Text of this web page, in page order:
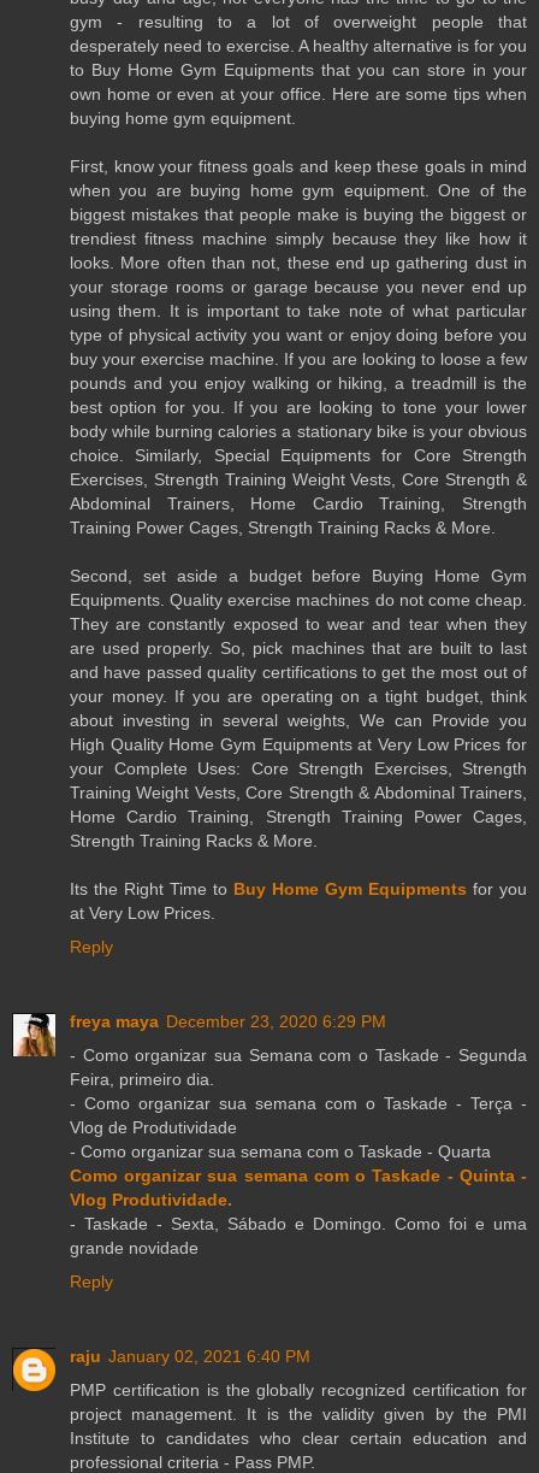
gym - resulting to a lot of overweight people that
desperately need to exercise. A healthy alternative is for you
to Buy Home Gym Equipments that you can store in your
own home or even at your office. Here are some tips when
buying home gym equipment.
First, know your fitness goals and keep these goals in mind
when you are buying home gym equipment. One of the
biggest mistakes that people make is buying the biggest or
trendiest fitness machine simply because they like how it
looks. More often than not, these end up gathering dust in
your storage rooms or garage because you never end up
using them. It is important to take note of what particular
type of physical activity you want or enjoy doing before you
buy your exercise machine. If you are looking to loose a few
pounds and you enjoy walking or hiking, a treadmill is the
best option for you. If you are looking to tone your lower
body while burning calories a stationary bike is your obvious
choice. Similarly, Special Equipments for Core Strength
Exercises, Strength Training Weight Vests, Core Strength &
Abdominal Trainers, Home Cardio Training, Strength
Training Power Cages, Strength Training Racks & More.
Second, set aside a budget before Buying Home Gym
Equipments. Quality exercise machines do not come cheap.
They are constantly exposed to wear and tear when they
are used properly. So, pick machines that are built to last
and have passed quality certifications to get the most out of
your money. If you are operating on a tight budget, think
about investing in several weights, We can Provide you
High Quality Home Gym Equipments at Very Low Prices for
your Complete Uses: Core Strength Exercises, Strength
Training Weight Vests, Core Strength & Abdominal Trainers,
Home Cardio Training, Strength Training Power Cages,
Strength Training Racks & More.
Its the Right Time to Buy Home Gym Equipments for you
at Very Low Prices.
Reply
freya maya December 23, 2020 6:29 PM
- Como organizar sua Semana com o Taskade - Segunda
Feira, primeiro dia.
- Como organizar sua semana com o Taskade - Terça -
Vlog de Produtividade
- Como organizar sua semana com o Taskade - Quarta
Como organizar sua semana com o Taskade - Quinta -
Vlog Produtividade.
- Taskade - Sexta, Sábado e Domingo. Como foi e uma
grande novidade
Reply
raju January 02, 2021 6:40 PM
PMP certification is the globally recognized certification for
project management. It is the validity given by the PMI
Institute to candidates who clear certain education and
professional criteria - Pass PMP.